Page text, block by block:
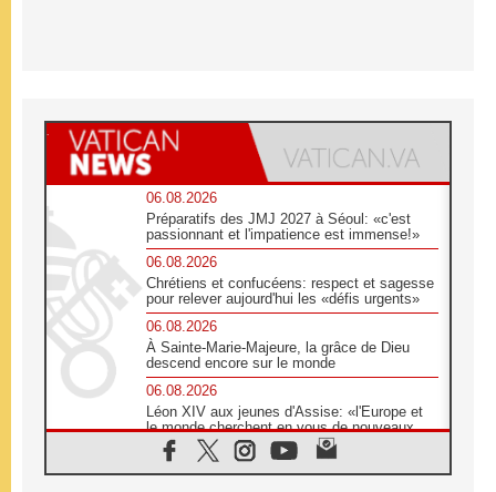
06.08.2026
Préparatifs des JMJ 2027 à Séoul: «c'est
passionnant et l'impatience est immense!»
06.08.2026
Chrétiens et confucéens: respect et sagesse
pour relever aujourd'hui les «défis urgents»
06.08.2026
À Sainte-Marie-Majeure, la grâce de Dieu
descend encore sur le monde
06.08.2026
Léon XIV aux jeunes d'Assise: «l'Europe et
le monde cherchent en vous de nouveaux
saints»
06.08.2026